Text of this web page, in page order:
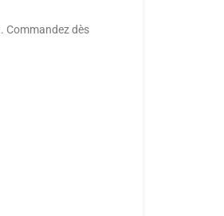
Commandez dès